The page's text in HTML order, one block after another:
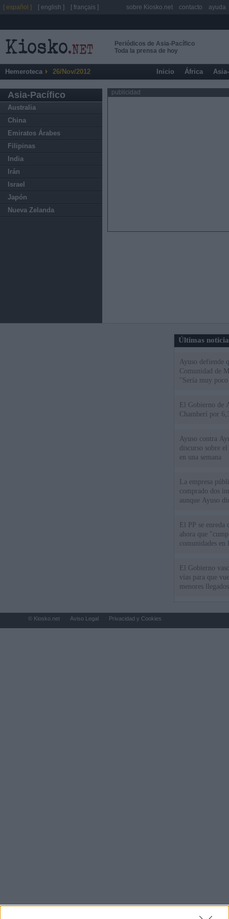
Periódicos de Asia-Pacífico
Toda la prensa de hoy
Hemeroteca 26/Nov/2012 Inicio África
Asia-Pacífico
Australia
China
Emiratos Árabes
Filipinas
India
Irán
Israel
Japón
Nueva Zelanda
publicidad
Últimas
Ayuso defiende
Comunidad de
"Sería muy
El Gobierno de
Chamberí por
Ayuso contra
discurso sobre
en una semana
La empresa
comprado dos
aunque Ayuso
El PP se
ahora que
comunidades en
El Gobierno
vías para que
menores
[ español ] [ english ] [ français ] sobre Kiosko.net contacto ayuda
© Kiosko.net Aviso Legal Privacidad y Cookies